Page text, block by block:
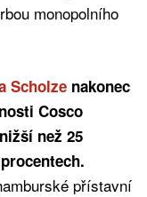
monopolního
Scholze nakonec
Cosco
než 25
přístavní